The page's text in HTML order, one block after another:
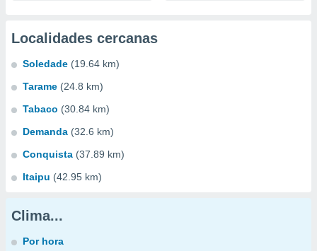
Localidades cercanas
Soledade (19.64 km)
Tarame (24.8 km)
Tabaco (30.84 km)
Demanda (32.6 km)
Conquista (37.89 km)
Itaipu (42.95 km)
Clima...
Por hora